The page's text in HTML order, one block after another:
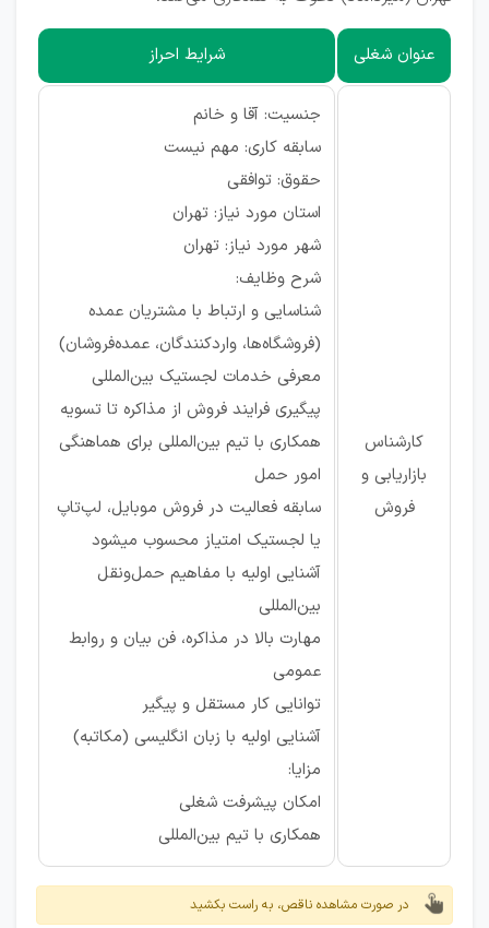
عنوان شغلی شرایط احراز
کارشناس
بازاریابی و
فروش
جنسیت: آقا و خانم
سابقه کاری: مهم نیست
حقوق: توافقی
استان مورد نیاز: تهران
شهر مورد نیاز: تهران
شرح وظایف:
شناسایی و ارتباط با مشتریان عمده
(فروشگاه‌ها، واردکنندگان، عمده‌فروشان)
معرفی خدمات لجستیک بین‌المللی
پیگیری فرایند فروش از مذاکره تا تسویه
همکاری با تیم بین‌المللی برای هماهنگی
امور حمل
سابقه فعالیت در فروش موبایل، لپ‌تاپ
یا لجستیک امتیاز محسوب میشود
آشنایی اولیه با مفاهیم حمل‌ونقل
بین‌المللی
مهارت بالا در مذاکره، فن بیان و روابط
عمومی
توانایی کار مستقل و پیگیر
آشنایی اولیه با زبان انگلیسی (مکاتبه)
مزایا:
امکان پیشرفت شغلی
همکاری با تیم بین‌المللی
در صورت مشاهده ناقص، به راست بکشید